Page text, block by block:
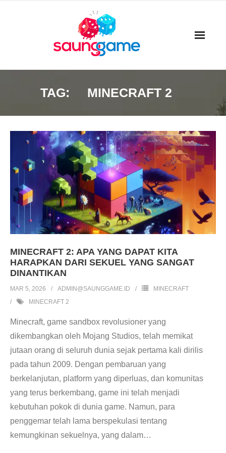
TAG: MINECRAFT 2
MINECRAFT 2: APA YANG DAPAT KITA
HARAPKAN DARI SEKUEL YANG SANGAT
DINANTIKAN
MAR 5, 2026 ADMIN@SAUNGGAME.ID
MINECRAFT
MINECRAFT 2
Minecraft, game sandbox revolusioner yang
dikembangkan oleh Mojang Studios, telah memikat
jutaan orang di seluruh dunia sejak pertama kali dirilis
pada tahun 2009. Dengan pembaruan yang
berkelanjutan, platform yang diperluas, dan komunitas
yang terus berkembang, game ini telah menjadi
kebutuhan pokok di dunia game. Namun, para
penggemar telah lama berspekulasi tentang
kemungkinan sekuelnya, yang dalam…